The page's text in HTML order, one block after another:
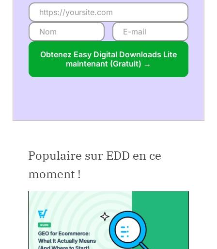
Obtenez Easy Digital Downloads Lite
maintenant (Gratuit) →
Populaire sur EDD en ce
moment !